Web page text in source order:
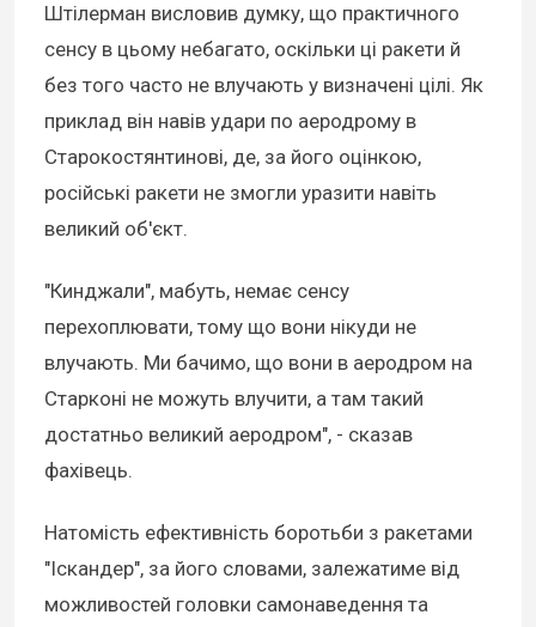
Штілерман висловив думку, що практичного
сенсу в цьому небагато, оскільки ці ракети й
без того часто не влучають у визначені цілі. Як
приклад він навів удари по аеродрому в
Старокостянтинові, де, за його оцінкою,
російські ракети не змогли уразити навіть
великий об'єкт.
"Кинджали", мабуть, немає сенсу
перехоплювати, тому що вони нікуди не
влучають. Ми бачимо, що вони в аеродром на
Старконі не можуть влучити, а там такий
достатньо великий аеродром", - сказав
фахівець.
Натомість ефективність боротьби з ракетами
"Іскандер", за його словами, залежатиме від
можливостей головки самонаведення та